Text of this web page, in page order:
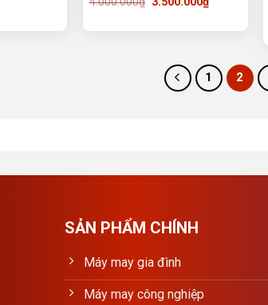
4.000.000₫.
hiện
là:
1 2
SẢN PHẨM CHÍNH
Máy may gia đình
Máy may công nghiệp